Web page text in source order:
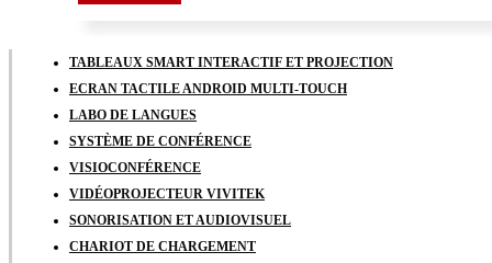
TABLEAUX SMART INTERACTIF ET PROJECTION
ECRAN TACTILE ANDROID MULTI-TOUCH
LABO DE LANGUES
SYSTÈME DE CONFÉRENCE
VISIOCONFÉRENCE
VIDÉOPROJECTEUR VIVITEK
SONORISATION ET AUDIOVISUEL
CHARIOT DE CHARGEMENT